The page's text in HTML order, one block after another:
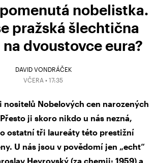
nobelistka.
pražská šlechtična
dvoustovce eura?
DAVID VONDRÁČEK
VČERA • 17:35
nositelů Nobelových cen narozených
ji skoro nikdo u nás nezná,
ostatní tři laureáty této prestižní
U nás jsou v povědomí jen „echt“
Heyrovský (za chemii: 1959) a